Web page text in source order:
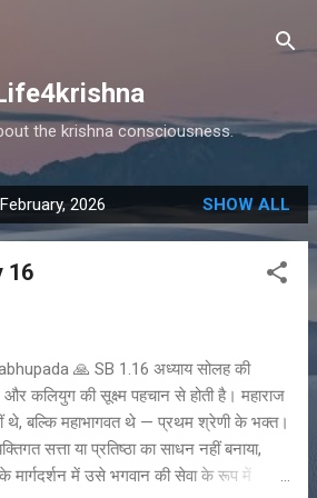
the krishna consciousness.
2026 SHOW ALL
16
🙏 SB 1.16 अध्याय सोलह की
कलियुग की सूक्ष्म पहचान से होती है। महाराज
थे, बल्कि महाभागवत थे — प्रथम श्रेणी के भक्त।
सत्ता या प्रतिष्ठा का साधन नहीं बनाया,
मार्गदर्शन में उसे भगवान की सेवा के रूप में